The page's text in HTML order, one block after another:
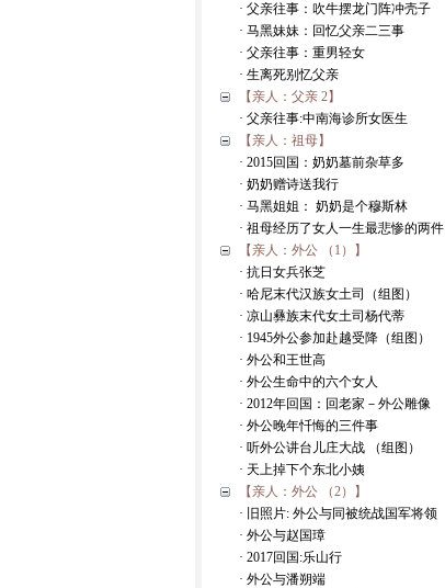
· 父亲往事：吹牛摆龙门阵冲壳子
· 马黑妹妹：回忆父亲二三事
· 父亲往事：重男轻女
· 生离死别忆父亲
【亲人：父亲 2】
· 父亲往事:中南海诊所女医生
【亲人：祖母】
· 2015回国：奶奶墓前杂草多
· 奶奶赠诗送我行
· 马黑姐姐： 奶奶是个穆斯林
· 祖母经历了女人一生最悲惨的两件
【亲人：外公 （1）】
· 抗日女兵张芝
· 哈尼末代汉族女土司（组图）
· 凉山彝族末代女土司杨代蒂
· 1945外公参加赴越受降（组图）
· 外公和王世高
· 外公生命中的六个女人
· 2012年回国：回老家－外公雕像
· 外公晚年忏悔的三件事
· 听外公讲台儿庄大战 （组图）
· 天上掉下个东北小姨
【亲人：外公 （2）】
· 旧照片: 外公与同被统战国军将领
· 外公与赵国璋
· 2017回国:乐山行
· 外公与潘朔端